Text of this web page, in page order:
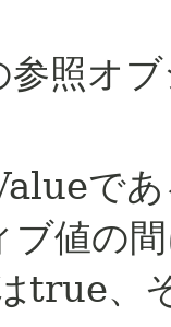
参照オ
であ
ブ値の
true、